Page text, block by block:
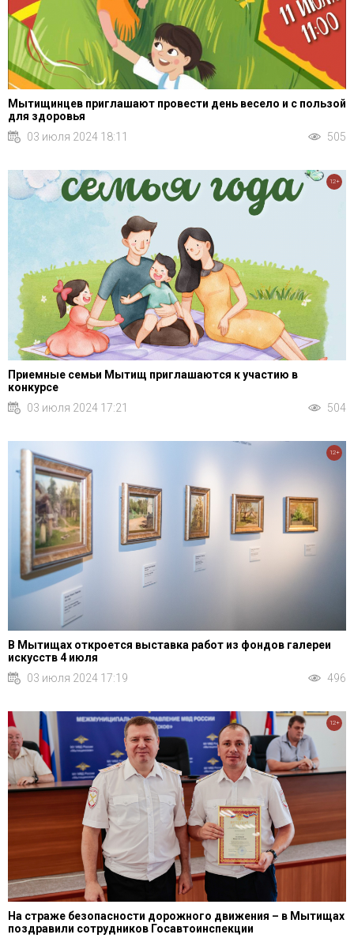
Мытищинцев приглашают провести день весело и с пользой
для здоровья
03 июля 2024 18:11
505
Приемные семьи Мытищ приглашаются к участию в
конкурсе
03 июля 2024 17:21
504
12+
В Мытищах откроется выставка работ из фондов галереи
искусств 4 июля
03 июля 2024 17:19
496
12+
На страже безопасности дорожного движения – в Мытищах
поздравили сотрудников Госавтоинспекции
12+